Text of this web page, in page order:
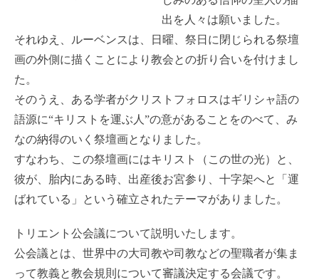
出を人々は願いました。
それゆえ、ルーベンスは、日曜、祭日に閉じられる祭壇
画の外側に描くことにより教会との折り合いを付けまし
た。
そのうえ、ある学者がクリストフォロスはギリシャ語の
語源に“キリストを運ぶ人”の意があることをのべて、み
なの納得のいく祭壇画となりました。
すなわち、この祭壇画にはキリスト（この世の光）と、
彼が、胎内にある時、出産後お宮参り、十字架へと「運
ばれている」という確立されたテーマがありました。
トリエント公会議について説明いたします。
公会議とは、世界中の大司教や司教などの聖職者が集ま
って教義と教会規則について審議決定する会議です。